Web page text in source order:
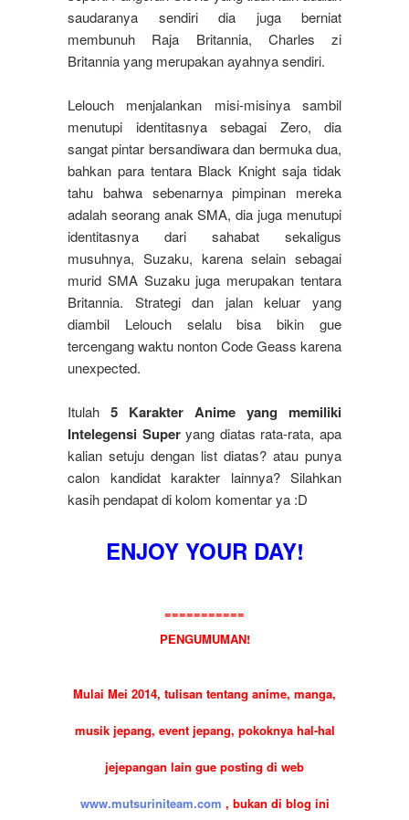
saudaranya sendiri dia juga berniat
membunuh Raja Britannia, Charles zi
Britannia yang merupakan ayahnya sendiri.
Lelouch menjalankan misi-misinya sambil
menutupi identitasnya sebagai Zero, dia
sangat pintar bersandiwara dan bermuka dua,
bahkan para tentara Black Knight saja tidak
tahu bahwa sebenarnya pimpinan mereka
adalah seorang anak SMA, dia juga menutupi
identitasnya dari sahabat sekaligus
musuhnya, Suzaku, karena selain sebagai
murid SMA Suzaku juga merupakan tentara
Britannia. Strategi dan jalan keluar yang
diambil Lelouch selalu bisa bikin gue
tercengang waktu nonton Code Geass karena
unexpected.
Itulah 5 Karakter Anime yang memiliki
Intelegensi Superyang diatas rata-rata, apa
kalian setuju dengan list diatas? atau punya
calon kandidat karakter lainnya? Silahkan
kasih pendapat di kolom komentar ya :D
ENJOY YOUR DAY!
===========
PENGUMUMAN!
Mulai Mei 2014, tulisan tentang anime, manga,
musik jepang, event jepang, pokoknya hal-hal
jejepangan lain gue posting di web
www.mutsuriniteam.com , bukan di blog ini